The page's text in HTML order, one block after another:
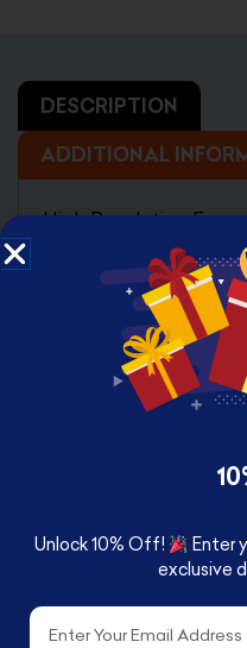
DESCRIPTION
ADDITIONAL
High Resolution
Available with two
24 x 33 cm Small
33 x 43 cm Large
Unlock 10% Off!
Enter
exclusive
Email